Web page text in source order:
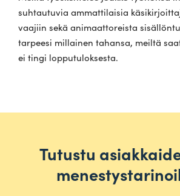
suh­tau­tuvia ammat­ti­laisia
vaajiin sekä ani­maat­to­reista
tar­peesi mil­lainen tahansa, meiltä
ei tingi lopputuloksesta.
Tutustu